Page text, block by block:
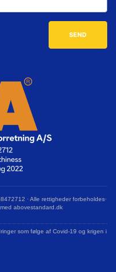
· Alle rettigheder forbeholdes·
abovestandard.dk
som følge af Covid-19 og krigen i